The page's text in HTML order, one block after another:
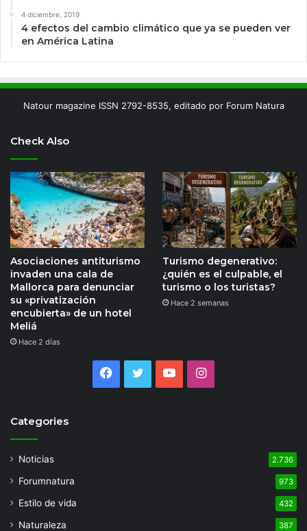
4 diciembre, 2019
4 efectos del cambio climático que ya se pueden ver
en América Latina
Natour magazine ISSN 2792-8535, editado por Forum Natura
Check Also
Asociaciones antiturismo
invaden una cala de
Mallorca para denunciar
su «privatización
encubierta» de un hotel
Meliá
Hace 2 días
Turismo degenerativo:
¿quién es el culpable, el
turismo o los turistas?
Hace 2 semanas
Facebook
TwitterYouTubeInstagram
Categories
Noticias 2.736
Forumnatura 973
Estilo de vida 432
Naturaleza 387